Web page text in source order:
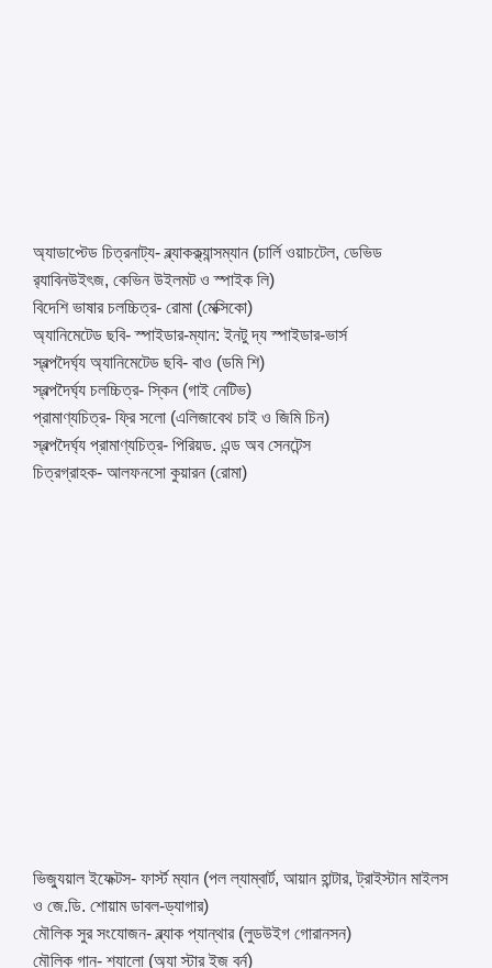
অ্যাডাপ্টেড চিত্রনাট্য- ব্ল্যাকক্ল্যান্সম্যান (চার্লি ওয়াচটেল, ডেভিড
র‌্যাবিনউইৎজ, কেভিন উইলমট ও স্পাইক লি)
বিদেশি ভাষার চলচ্চিত্র- রোমা (মেক্সিকো)
অ্যানিমেটেড ছবি- স্পাইডার-ম্যান: ইনটু দ্য স্পাইডার-ভার্স
স্বল্পদৈর্ঘ্য অ্যানিমেটেড ছবি- বাও (ডমি শি)
স্বল্পদৈর্ঘ্য চলচ্চিত্র- স্কিন (গাই নেটিভ)
প্রামাণ্যচিত্র- ফ্রি সলো (এলিজাবেথ চাই ও জিমি চিন)
স্বল্পদৈর্ঘ্য প্রামাণ্যচিত্র- পিরিয়ড. এন্ড অব সেনটেন্স
চিত্রগ্রাহক- আলফনসো কুয়ারন (রোমা)
ভিজ্যুয়াল ইফেক্টস- ফার্স্ট ম্যান (পল ল্যাম্বার্ট, আয়ান হান্টার, ট্রাইস্টান মাইলস
ও জে.ডি. শোয়াম ডাবল-ড্যাগার)
মৌলিক সুর সংযোজন- ব্ল্যাক প্যান্থার (লুডউইগ গোরানসন)
মৌলিক গান- শ্যালো (অ্যা স্টার ইজ বর্ন)